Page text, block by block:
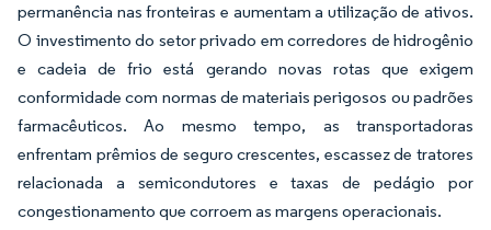
permanência nas fronteiras e aumentam a utilização de ativos.
O investimento do setor privado em corredores de hidrogênio
e cadeia de frio está gerando novas rotas que exigem
conformidade com normas de materiais perigosos ou padrões
farmacêuticos. Ao mesmo tempo, as transportadoras
enfrentam prêmios de seguro crescentes, escassez de tratores
relacionada a semicondutores e taxas de pedágio por
congestionamento que corroem as margens operacionais.